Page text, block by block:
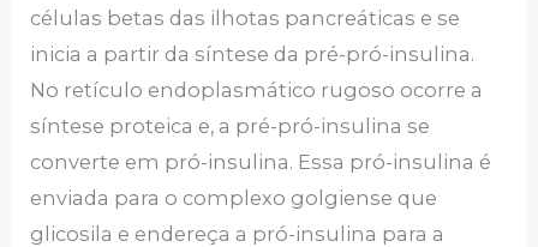
células betas das ilhotas pancreáticas e se
inicia a partir da síntese da pré-pró-insulina.
No retículo endoplasmático rugoso ocorre a
síntese proteica e, a pré-pró-insulina se
converte em pró-insulina. Essa pró-insulina é
enviada para o complexo golgiense que
glicosila e endereça a pró-insulina para a